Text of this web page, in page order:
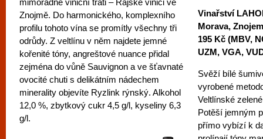
mimořádné viniční trati – Rajské vinici ve
Znojmě. Do harmonického, komplexního
profilu tohoto vína se promítly všechny tři
odrůdy. Z veltlínu v něm najdete jemné
kořenité tóny, angreštové nuance přidal
zejména do vůně Sauvignon a ve šťavnaté
ovocité chuti s delikátním nádechem
minerality objevíte Ryzlink rýnský. Alkohol
12,0 %, zbytkový cukr 4,5 g/l, kyseliny 6,3
g/l.
Vinařství
Morava,
195 Kč (MBV,
UZM, VGA,
Svěží bílé
vyrobené
Veltlínské
Potěší jemným
přímo vybízí k